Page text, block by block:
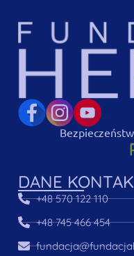
DANE
+48 570 122 110
+48 745 466 454